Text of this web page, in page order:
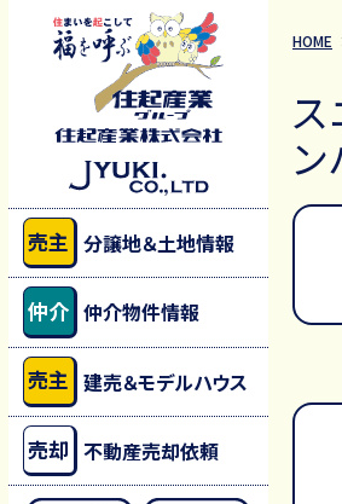
売主 分譲地＆土地情報
仲介 仲介物件情報
売主 建売＆モデルハウス
売却 不動産売却依頼
HOME